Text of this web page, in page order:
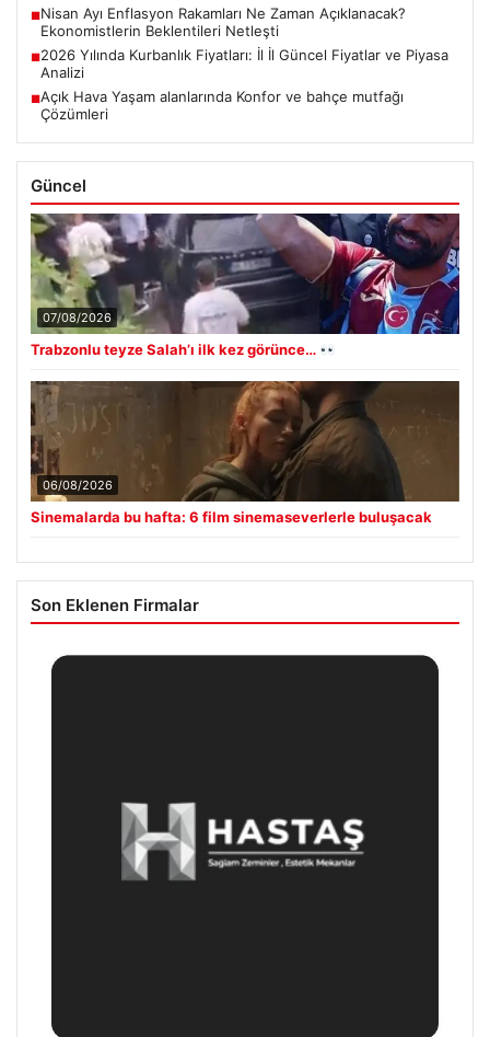
■Nisan Ayı Enflasyon Rakamları Ne Zaman Açıklanacak?
Ekonomistlerin Beklentileri Netleşti
■2026 Yılında Kurbanlık Fiyatları: İl İl Güncel Fiyatlar ve Piyasa
Analizi
■Açık Hava Yaşam alanlarında Konfor ve bahçe mutfağı
Çözümleri
Güncel
07/08/2026
Trabzonlu teyze Salah’ı ilk kez görünce…
06/08/2026
Sinemalarda bu hafta: 6 film sinemaseverlerle buluşacak
Son Eklenen Firmalar